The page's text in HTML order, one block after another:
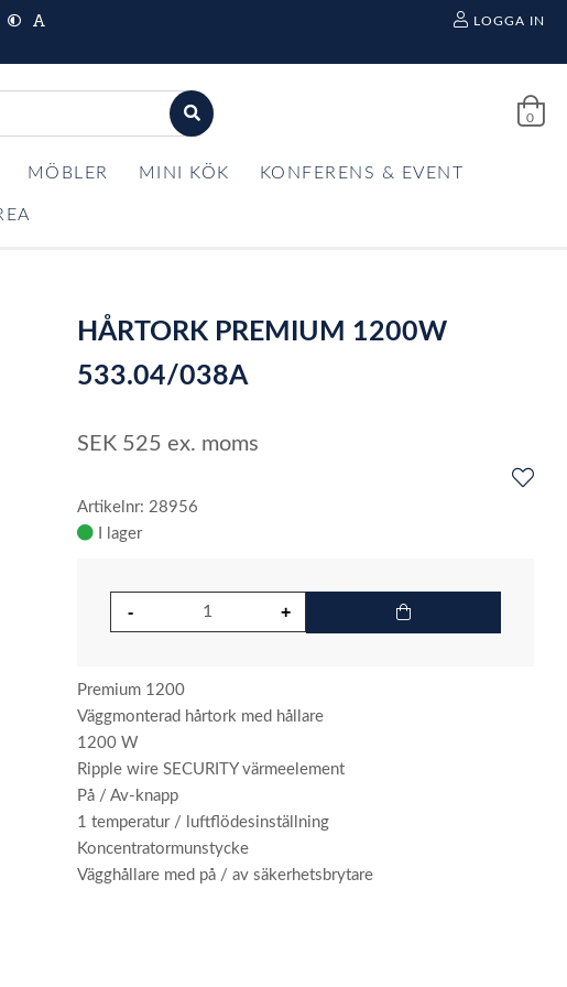
LOGGA IN
0
MÖBLER MINI KÖK KONFERENS & EVENT
HÅRTORK PREMIUM 1200W
533.04/038A
SEK 525 ex. moms
Artikelnr: 28956
I lager
Premium 1200
Väggmonterad hårtork med hållare
1200 W
Ripple wire SECURITY värmeelement
På / Av-knapp
1 temperatur / luftflödesinställning
Koncentratormunstycke
Vägghållare med på / av säkerhetsbrytare